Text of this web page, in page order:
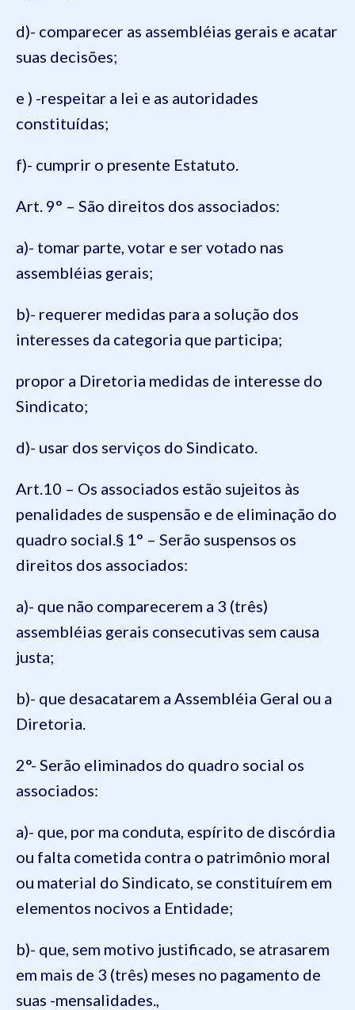
d)- comparecer as assembléias gerais e acatar
suas decisões;
e ) -respeitar a lei e as autoridades
constituídas;
f)- cumprir o presente Estatuto.
Art. 9° – São direitos dos associados:
a)- tomar parte, votar e ser votado nas
assembléias gerais;
b)- requerer medidas para a solução dos
interesses da categoria que participa;
propor a Diretoria medidas de interesse do
Sindicato;
d)- usar dos serviços do Sindicato.
Art.10 – Os associados estão sujeitos às
penalidades de suspensão e de eliminação do
quadro social.§ 1° – Serão suspensos os
direitos dos associados:
a)- que não comparecerem a 3 (três)
assembléias gerais consecutivas sem causa
justa;
b)- que desacatarem a Assembléia Geral ou a
Diretoria.
2°- Serão eliminados do quadro social os
associados:
a)- que, por ma conduta, espírito de discórdia
ou falta cometida contra o patrimônio moral
ou material do Sindicato, se constituírem em
elementos nocivos a Entidade;
b)- que, sem motivo justificado, se atrasarem
em mais de 3 (três) meses no pagamento de
suas -mensalidades.,